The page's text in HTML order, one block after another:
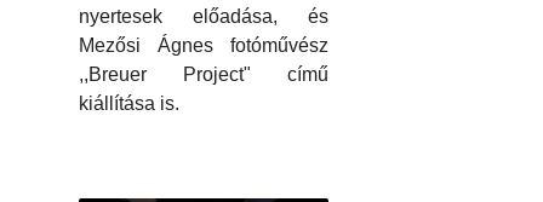
nyertesek előadása, és
Mezősi Ágnes fotóművész
,,Breuer Project" című
kiállítása is.